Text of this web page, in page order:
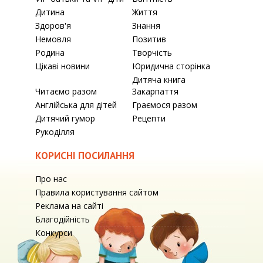
Дитина
Життя
Здоров'я
Знання
Немовля
Позитив
Родина
Творчість
Цікаві новини
Юридична сторінка
Читаємо разом
Дитяча книга
Закарпаття
Англійська для дітей
Граємося разом
Дитячий гумор
Рецепти
Рукоділля
КОРИСНІ ПОСИЛАННЯ
Про нас
Правила користування сайтом
Реклама на сайті
Благодійність
Конкурси